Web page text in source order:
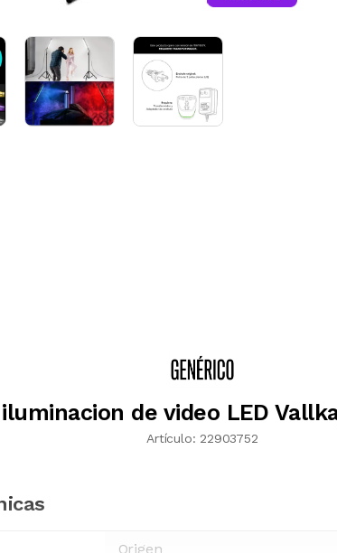
de video LED
Artículo: 22903752
Origen